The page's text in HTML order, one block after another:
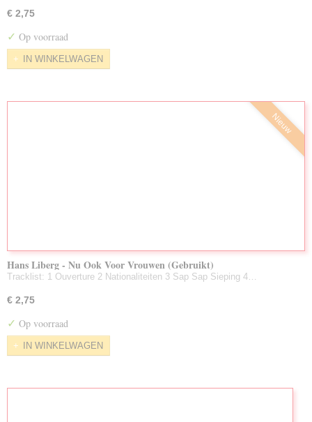
€ 2,75
✓ Op voorraad
IN WINKELWAGEN
Nieuw
Hans Liberg - Nu Ook Voor Vrouwen (Gebruikt)
Tracklist: 1 Ouverture 2 Nationaliteiten 3 Sap Sap Sieping 4…
€ 2,75
✓ Op voorraad
IN WINKELWAGEN